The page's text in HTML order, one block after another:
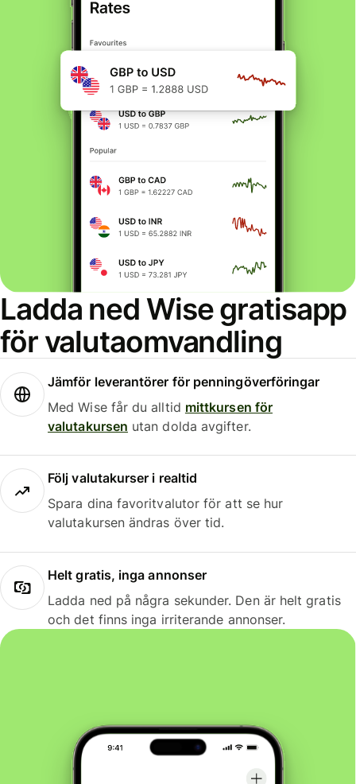
Ladda ned Wise gratisapp
för valutaomvandling
Jämför leverantörer för penningöverföringar
Med Wise får du alltid mittkursen för
valutakursen utan dolda avgifter.
Följ valutakurser i realtid
Spara dina favoritvalutor för att se hur
valutakursen ändras över tid.
Helt gratis, inga annonser
Ladda ned på några sekunder. Den är helt gratis
och det finns inga irriterande annonser.